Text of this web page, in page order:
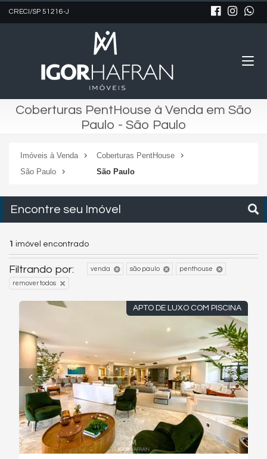
CRECI/SP 51216-J
Coberturas PentHouse à Venda em São
Paulo - São Paulo
Imóveis à Venda
Coberturas PentHouse
São Paulo
São Paulo
Encontre seu Imóvel
1 imóvel encontrado
Filtrando por: venda são paulo penthouse
remover todos
APTO DE LUXO COM PISCINA